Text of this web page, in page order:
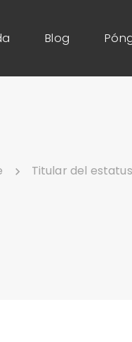
Blog
Titular del estatus